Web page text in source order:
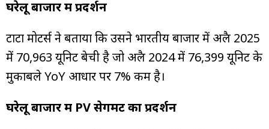
घरेलू बाजार में प्रदर्शन
टाटा मोटर्स ने बताया कि उसने भारतीय बाजार में अप्रैल 2025
में 70,963 यूनिट बेची है जो अप्रैल 2024 में 76,399 यूनिट के
मुकाबले YoY आधार पर 7% कम है।
घरेलू बाजार में PV सेगमेंट का प्रदर्शन